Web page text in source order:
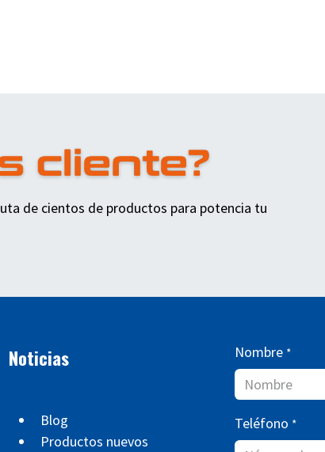
de cientos de productos para potencia tu
Noticias
Blog
Productos nuevos
Nombre *
Teléfono *